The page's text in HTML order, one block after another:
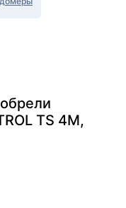
TS 4M,